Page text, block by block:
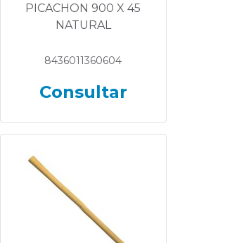
PICACHON 900 X 45
NATURAL
8436011360604
Consultar